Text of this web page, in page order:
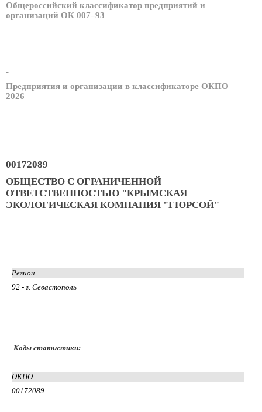
Общероссийский классификатор предприятий и
организаций ОК 007–93
-
Предприятия и организации в классификаторе ОКПО
2026
00172089
ОБЩЕСТВО С ОГРАНИЧЕННОЙ
ОТВЕТСТВЕННОСТЬЮ "КРЫМСКАЯ
ЭКОЛОГИЧЕСКАЯ КОМПАНИЯ "ГЮРСОЙ"
Регион
92 - г. Севастополь
Коды статистики:
ОКПО
00172089